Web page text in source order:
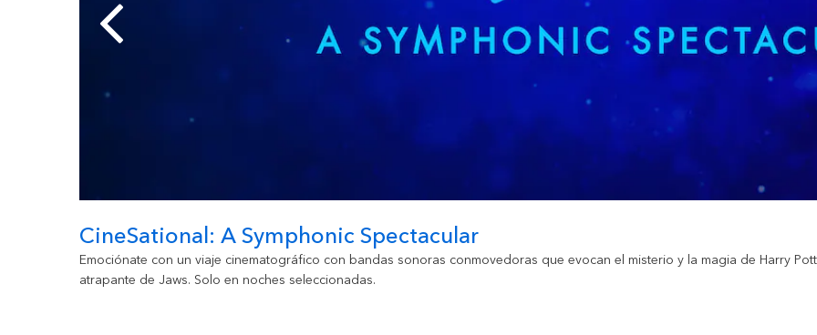
CineSational: A Symphonic Spectacular
Emociónate con un viaje cinematográfico con bandas sonoras conmovedoras que evocan el misterio y la magia de Harry
atrapante de Jaws. Solo en noches seleccionadas.